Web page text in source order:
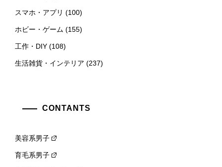
スマホ・アプリ (100)
ホビー・ゲーム (155)
工作・DIY (108)
生活雑貨・インテリア (237)
CONTANTS
美容系男子
育毛系男子